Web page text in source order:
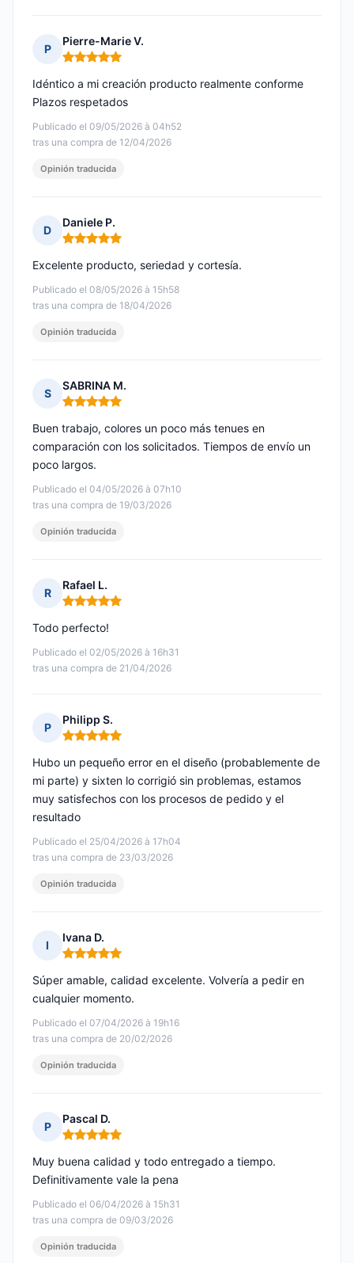
P
Pierre-Marie V.
Nota: 5 de 5
Publicado el 09/05/2026 à 04h52
tras una compra de 12/04/2026
Idéntico a mi creación producto realmente conforme
Plazos respetados
Opinión traducida
D
Daniele P.
Nota: 5 de 5
Publicado el 08/05/2026 à 15h58
tras una compra de 18/04/2026
Excelente producto, seriedad y cortesía.
Opinión traducida
S
SABRINA M.
Nota: 5 de 5
Publicado el 04/05/2026 à 07h10
tras una compra de 19/03/2026
Buen trabajo, colores un poco más tenues en
comparación con los solicitados. Tiempos de envío un
poco largos.
Opinión traducida
R
Rafael L.
Nota: 5 de 5
Publicado el 02/05/2026 à 16h31
tras una compra de 21/04/2026
Todo perfecto!
P
Philipp S.
Nota: 5 de 5
Publicado el 25/04/2026 à 17h04
tras una compra de 23/03/2026
Hubo un pequeño error en el diseño (probablemente de
mi parte) y sixten lo corrigió sin problemas, estamos
muy satisfechos con los procesos de pedido y el
resultado
Opinión traducida
I
Ivana D.
Nota: 5 de 5
Publicado el 07/04/2026 à 19h16
tras una compra de 20/02/2026
Súper amable, calidad excelente. Volvería a pedir en
cualquier momento.
Opinión traducida
P
Pascal D.
Nota: 5 de 5
Publicado el 06/04/2026 à 15h31
tras una compra de 09/03/2026
Muy buena calidad y todo entregado a tiempo.
Definitivamente vale la pena
Opinión traducida